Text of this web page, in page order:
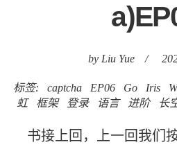
by Liu Yue /
标签: captcha EP06 Go Iris
虹
框架 登录 语言 进阶 长
书接上回，上一回我们